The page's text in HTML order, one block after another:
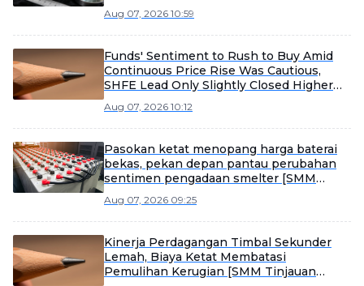
Aug 07, 2026 10:59
Funds' Sentiment to Rush to Buy Amid
Continuous Price Rise Was Cautious,
SHFE Lead Only Slightly Closed Higher
Aug 07, 2026 10:12
Pasokan ketat menopang harga baterai
bekas, pekan depan pantau perubahan
sentimen pengadaan smelter [SMM
Aug 07, 2026 09:25
Kinerja Perdagangan Timbal Sekunder
Lemah, Biaya Ketat Membatasi
Pemulihan Kerugian [SMM Tinjauan